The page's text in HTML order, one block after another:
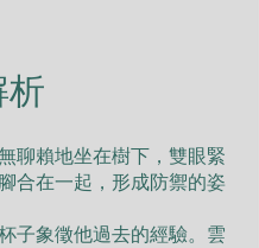
析
聊賴地坐在樹下，雙眼緊
合在⼀起，形成防禦的姿
⼦象徵他過去的經驗。雲